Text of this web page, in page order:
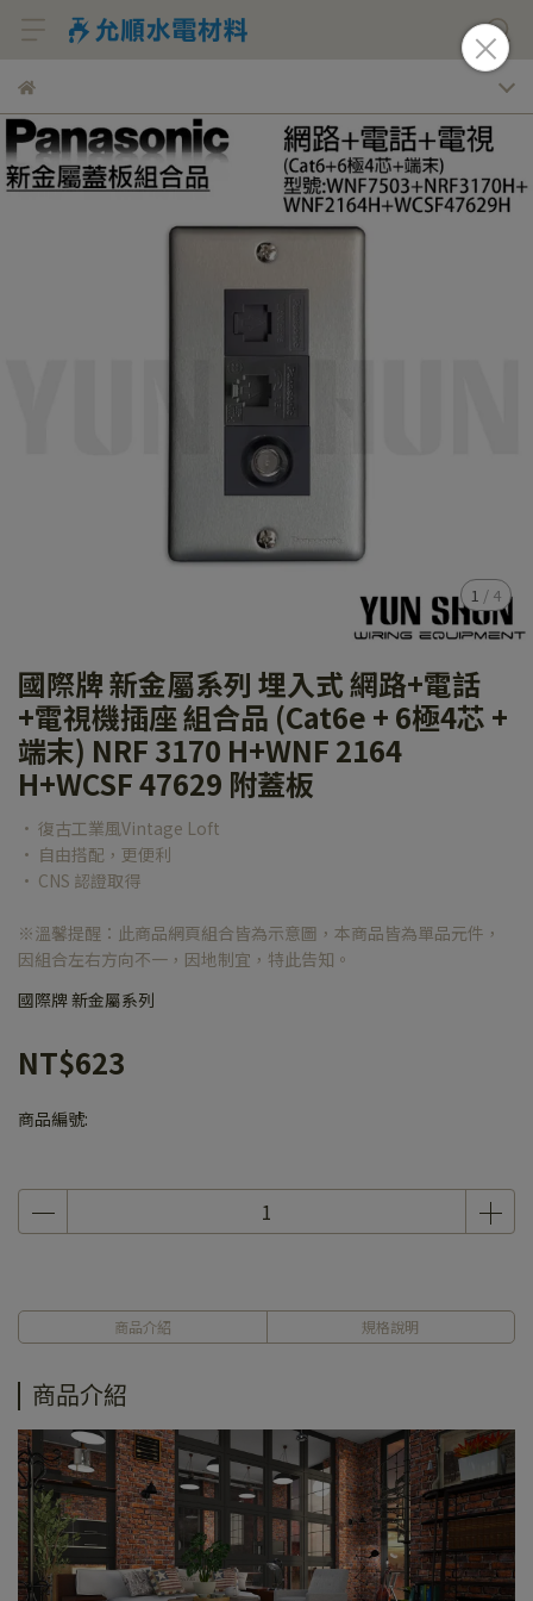
1 / 4
國際牌 新金屬系列 埋入式 網路+電話
+電視機插座 組合品 (Cat6e + 6極4芯 +
端末) NRF 3170 H+WNF 2164
H+WCSF 47629 附蓋板
• 復古工業風Vintage Loft
• 自由搭配，更便利
• CNS 認證取得
※溫馨提醒：此商品網頁組合皆為示意圖，本商品皆為單品元件，
因組合左右方向不一，因地制宜，特此告知。
國際牌 新金屬系列
NT$623
商品編號:
商品介紹 規格說明
商品介紹